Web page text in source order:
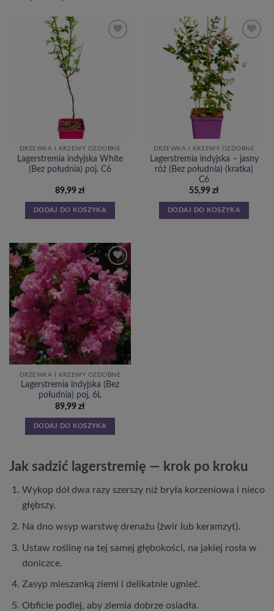
DRZEWKA I KRZEWY OZDOBNE
Lagerstremia indyjska White
(Bez południa) poj. C6
89,99 zł
DODAJ DO KOSZYKA
DRZEWKA I KRZEWY OZDOBNE
Lagerstremia indyjska – jasny
róż (Bez południa) (kratka)
C6
55,99 zł
DODAJ DO KOSZYKA
DRZEWKA I KRZEWY OZDOBNE
Lagerstremia indyjska (Bez
południa) poj, 6L
89,99 zł
DODAJ DO KOSZYKA
Jak sadzić lagerstremię — krok po kroku
Wykop dół dwa razy szerszy niż bryła korzeniowa i nieco
głębszy.
Na dno wsyp warstwę drenażu (żwir lub keramzyt).
Ustaw roślinę na tej samej głębokości, na jakiej rosła w
doniczce.
Zasyp mieszanką ziemi i delikatnie ugnieć.
Obficie podlej, aby ziemia dobrze osiadła.